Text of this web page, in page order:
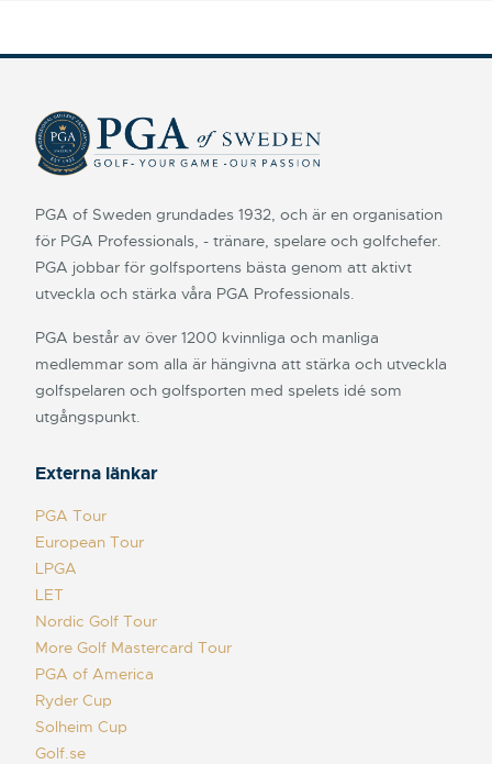
PGA of Sweden grundades 1932, och är en organisation
för PGA Professionals, - tränare, spelare och golfchefer.
PGA jobbar för golfsportens bästa genom att aktivt
utveckla och stärka våra PGA Professionals.
PGA består av över 1200 kvinnliga och manliga
medlemmar som alla är hängivna att stärka och utveckla
golfspelaren och golfsporten med spelets idé som
utgångspunkt.
Externa länkar
PGA Tour
European Tour
LPGA
LET
Nordic Golf Tour
More Golf Mastercard Tour
PGA of America
Ryder Cup
Solheim Cup
Golf.se